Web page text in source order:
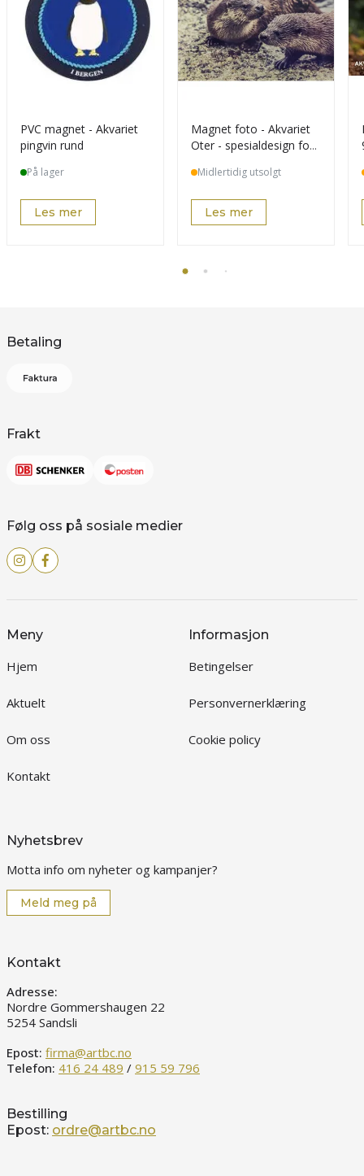
PVC magnet - Akvariet
pingvin rund
På lager
Les mer
Magnet foto - Akvariet
Oter - spesialdesign for
Midlertidig utsolgt
Les mer
Betaling
Frakt
Følg oss på sosiale medier
Meny
Hjem
Aktuelt
Om oss
Kontakt
Informasjon
Betingelser
Personvernerklæring
Cookie policy
Nyhetsbrev
Motta info om nyheter og kampanjer?
Meld meg på
Kontakt
Adresse:
Nordre Gommershaugen 22
5254 Sandsli
Epost: firma@artbc.no
Telefon: 416 24 489 / 915 59 796
Bestilling
Epost: ordre@artbc.no